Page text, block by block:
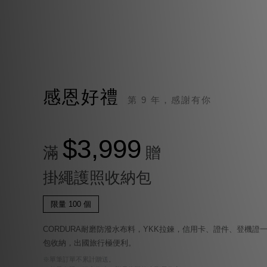
感恩好禮 第 9 年，感謝有你
滿 $3,999 贈
掛繩護照收納包
限量 100 個
CORDURA耐磨防潑水布料，YKK拉鍊，信用卡、證件、登機證一
包收納，出國旅行極便利。
※單筆訂單不累計贈送。